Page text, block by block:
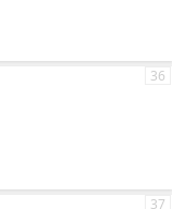
36
37